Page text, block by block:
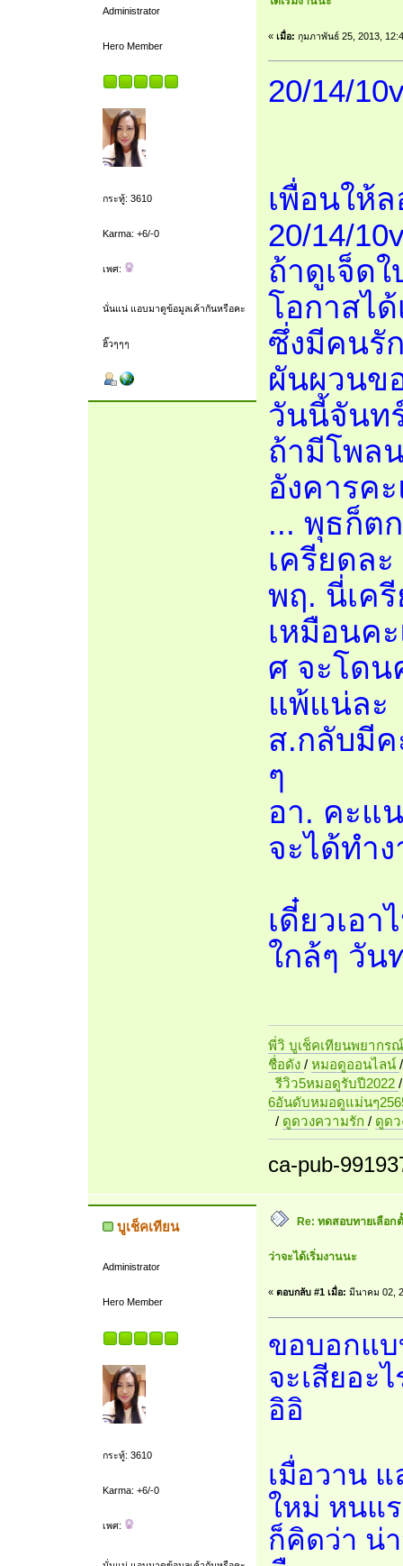
Administrator
Hero Member
กระทู้: 3610
Karma: +6/-0
เพศ:
นั่นแน่ แอบมาดูข้อมูลเค้ากันหรือคะ
ฮิ๊วๆๆๆ
« เมื่อ: กุมภาพันธ์ 25, 2013,
20/14/
เพื่อนให้
20/14/
ถ้าดูเจ็ด
โอกาสไ
ซึ่งมีคนรั
ผันผวนข
วันนี้จันท
ถ้ามีโพล
อังคารค
... พุธก็ต
เครียดละ
พฤ. นี่เค
เหมือนค
ศ จะโดน
แพ้แน่ละ
ส.กลับมี
ๆ
อา. คะแ
จะได้ทำ
เดี๋ยวเอา
ใกล้ๆ วัน
พี่วิ บูเช็คเทียนพยากร
ชื่อดัง / หมอดูออนไลน์
รีวิว5หมอดูรับปี2022
6อันดับหมอดูแม่นๆ
/ ดูดวงความรัก / ดูด
ca-pub-
บูเช็คเทียน
Administrator
Hero Member
กระทู้: 3610
Karma: +6/-0
เพศ:
Re: ทดสอบทายเลือก
ว่าจะได้เริ่มงานนะ
« ตอบกลับ #1 เมื่อ: มีนาคม 02,
ขอบอกแบ
จะเสียอะ
อิอิ
เมื่อวาน
ใหม่ หนแ
ก็คิดว่า น่